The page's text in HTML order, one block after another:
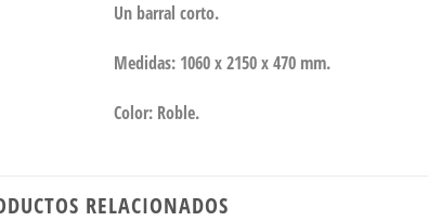
Un barral corto.
Medidas: 1060 x 2150 x 470 mm.
Color: Roble.
RELACIONADOS